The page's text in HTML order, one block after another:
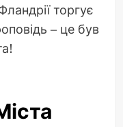
торгує
– це був